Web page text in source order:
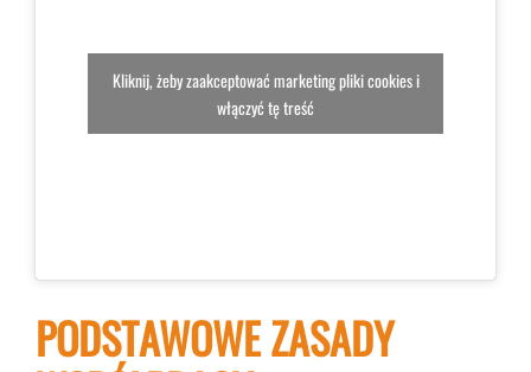
Kliknij, żeby zaakceptować marketing pliki cookies i
włączyć tę treść
PODSTAWOWE ZASADY